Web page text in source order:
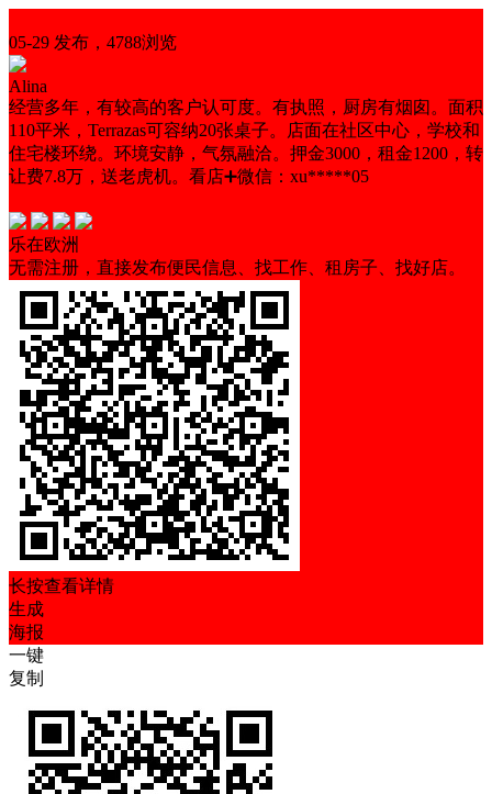
05-29 发布，4788浏览
Alina
经营多年，有较高的客户认可度。有执照，厨房有烟囱。面积
110平米，Terrazas可容纳20张桌子。店面在社区中心，学校和
住宅楼环绕。环境安静，气氛融洽。押金3000，租金1200，转
让费7.8万，送老虎机。看店➕微信：xu*****05
乐在欧洲
无需注册，直接发布便民信息、找工作、租房子、找好店。
长按查看详情
生成
海报
一键
复制